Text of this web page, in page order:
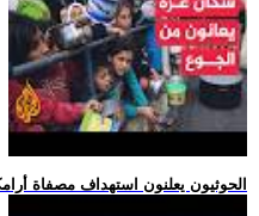
.. الحوثيون يعلنون استهداف مصفاة